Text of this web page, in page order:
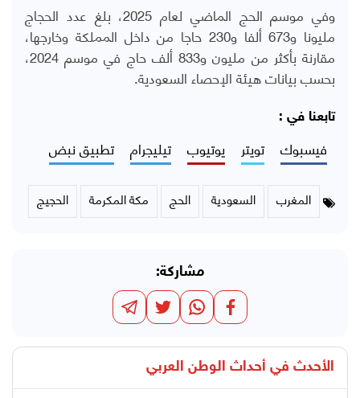
وفي موسم الحج الماضي لعام 2025، بلغ عدد الحجاج
مليونا و673 ألفا و230 حاجا من داخل المملكة وخارجها،
مقارنة بأكثر من مليون و833 ألف حاج في موسم 2024،
بحسب بيانات هيئة الإحصاء السعودية.
تابعنا في :
فيسبوك تويتر يوتيوب تيليجرام تطبيق نبض
المغرب السعودية الحج مكة المكرمة الحجيج
مشاركة:
الأحدث في أحداث الوطن العربي